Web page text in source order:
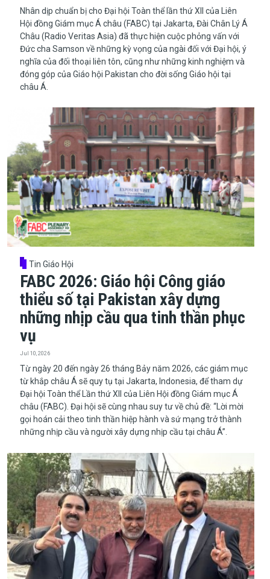
Nhân dịp chuẩn bị cho Đại hội Toàn thể lần thứ XII của Liên
Hội đồng Giám mục Á châu (FABC) tại Jakarta, Đài Chân Lý Á
Châu (Radio Veritas Asia) đã thực hiện cuộc phỏng vấn với
Đức cha Samson về những kỳ vọng của ngài đối với Đại hội, ý
nghĩa của đối thoại liên tôn, cũng như những kinh nghiệm và
đóng góp của Giáo hội Pakistan cho đời sống Giáo hội tại
châu Á.
Tin Giáo Hội
FABC 2026: Giáo hội Công giáo
thiểu số tại Pakistan xây dựng
những nhịp cầu qua tinh thần phục
vụ
Jul 10, 2026
Từ ngày 20 đến ngày 26 tháng Bảy năm 2026, các giám mục
từ khắp châu Á sẽ quy tụ tại Jakarta, Indonesia, để tham dự
Đại hội Toàn thể Lần thứ XII của Liên Hội đồng Giám mục Á
châu (FABC). Đại hội sẽ cùng nhau suy tư về chủ đề: “Lời mời
gọi hoán cải theo tinh thần hiệp hành và sứ mạng trở thành
những nhịp cầu và người xây dựng nhịp cầu tại châu Á”.